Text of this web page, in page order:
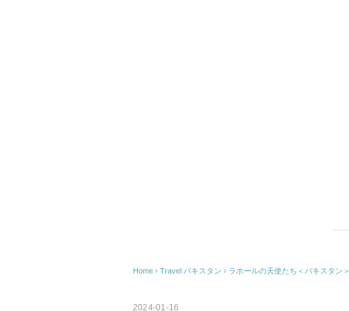
Home › Travel パキスタン › ラホールの天使たち＜パキスタン＞
2024-01-16